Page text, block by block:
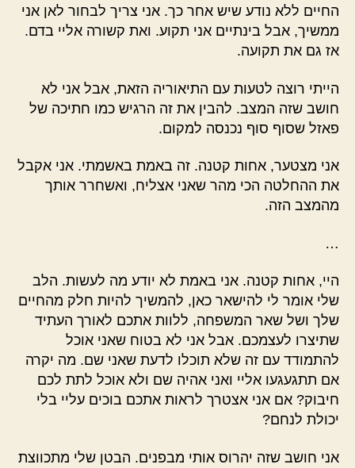
החיים ללא נודע שיש אחר כך. אני צריך לבחור לאן אני
ממשיך, אבל בינתיים אני תקוע. ואת קשורה אליי בדם.
אז גם את תקועה.
הייתי רוצה לטעות עם התיאוריה הזאת, אבל אני לא
חושב שזה המצב. להבין את זה הרגיש כמו חתיכה של
פאזל שסוף סוף נכנסה למקום.
אני מצטער, אחות קטנה. זה באמת באשמתי. אני אקבל
את ההחלטה הכי מהר שאני אצליח, ואשחרר אותך
מהמצב הזה.
…
היי, אחות קטנה. אני באמת לא יודע מה לעשות. הלב
שלי אומר לי להישאר כאן, להמשיך להיות חלק מהחיים
שלך ושל שאר המשפחה, ללוות אתכם לאורך העתיד
שתיצרו לעצמכם. אבל אני לא בטוח שאני אוכל
להתמודד עם זה שלא תוכלו לדעת שאני שם. מה יקרה
אם תתגעגעו אליי ואני אהיה שם ולא אוכל לתת לכם
חיבוק? אם אני אצטרך לראות אתכם בוכים עליי בלי
יכולת לנחם?
אני חושב שזה יהרוס אותי מבפנים. הבטן שלי מתכווצת